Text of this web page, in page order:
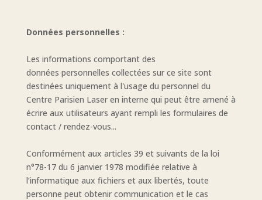
Données personnelles :
Les informations comportant des
données personnelles collectées sur ce site sont
destinées uniquement à l'usage du personnel du
Centre Parisien Laser en interne qui peut être amené à
écrire aux utilisateurs ayant rempli les formulaires de
contact / rendez-vous...
Conformément aux articles 39 et suivants de la loi
n°78-17 du 6 janvier 1978 modifiée relative à
l’informatique aux fichiers et aux libertés, toute
personne peut obtenir communication et le cas